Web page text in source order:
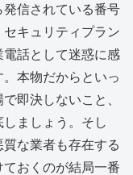
発信されている番号
キュリティプラン
話として迷惑に感
本物だからといっ
即決しないこと、
ましょう。そし
な業者も存在する
おくのが結局一番